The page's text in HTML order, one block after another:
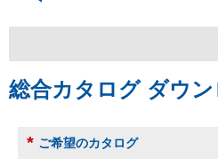
総合カタログ ダウ
* ご希望のカタログ